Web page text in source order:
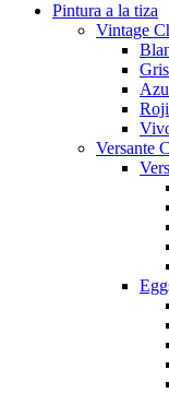
Pintura a la tiza
Vintage
Versante